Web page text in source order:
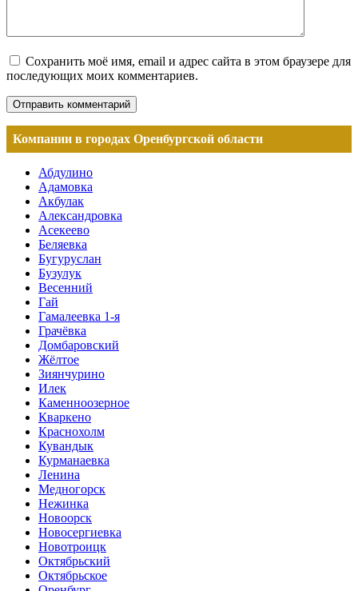
Сохранить моё имя, email и адрес сайта в этом браузере для
последующих моих комментариев.
Компании в городах Оренбургской области
Абдулино
Адамовка
Акбулак
Александровка
Асекеево
Беляевка
Бугуруслан
Бузулук
Весенний
Гай
Гамалеевка 1-я
Грачёвка
Домбаровский
Жёлтое
Зиянчурино
Илек
Каменноозерное
Кваркено
Краснохолм
Кувандык
Курманаевка
Ленина
Медногорск
Нежинка
Новоорск
Новосергиевка
Новотроицк
Октябрьский
Октябрьское